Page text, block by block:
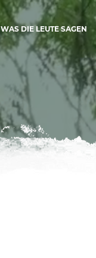
WAS DIE LEUTE SAGEN